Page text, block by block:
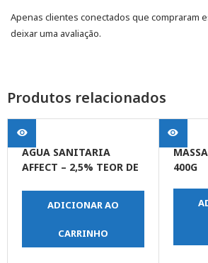
Apenas clientes conectados que compraram
deixar uma avaliação.
Produtos relacionados
AGUA SANITARIA
AFFECT – 2,5% TEOR DE
ADICIONAR AO
CARRINHO
400G